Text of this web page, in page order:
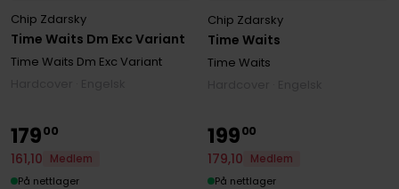
Time Waits Dm Exc Variant
Chip Zdarsky
Time Waits Dm Exc Variant
Time Waits
Chip Zdarsky
Time Waits
17900
161,10
Medlem
På nettlager
19900
179,10
Medlem
På nettlager